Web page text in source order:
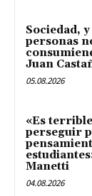
Sociedad,
personas
Juan
05.08.2026
«Es
perseguir
Manetti
04.08.2026